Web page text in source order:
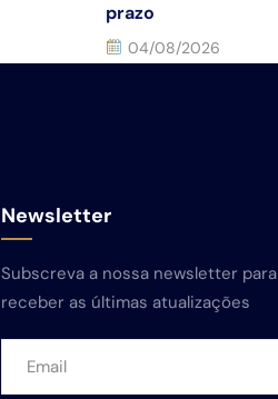
prazo
04/08/2026
Newsletter
Subscreva a nossa newsletter para
receber as últimas atualizações